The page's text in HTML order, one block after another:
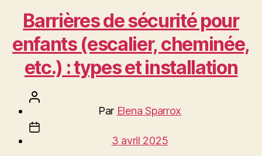
Barrières de sécurité pour
enfants (escalier, cheminée,
etc.) : types et installation
de
Par Elena Sparrox
de
3 avril 2025